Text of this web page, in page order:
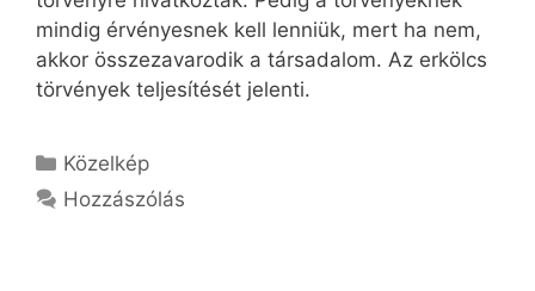
min­dig ér­vé­nyes­nek kell len­ni­ük, mert ha nem,
ak­kor össze­za­va­ro­dik a tár­sa­da­lom. Az er­kölcs
tör­vé­nyek tel­je­sí­té­sét je­len­ti.
Kategória
Közelkép
Hozzászólás